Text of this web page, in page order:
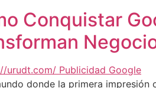
Conquistar
donde la primera